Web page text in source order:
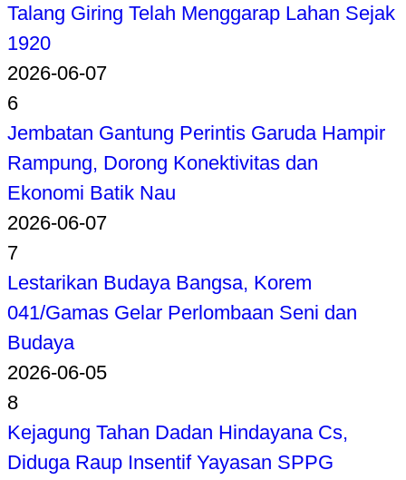
Talang Giring Telah Menggarap Lahan Sejak
1920
2026-06-07
6
Jembatan Gantung Perintis Garuda Hampir
Rampung, Dorong Konektivitas dan
Ekonomi Batik Nau
2026-06-07
7
Lestarikan Budaya Bangsa, Korem
041/Gamas Gelar Perlombaan Seni dan
Budaya
2026-06-05
8
Kejagung Tahan Dadan Hindayana Cs,
Diduga Raup Insentif Yayasan SPPG